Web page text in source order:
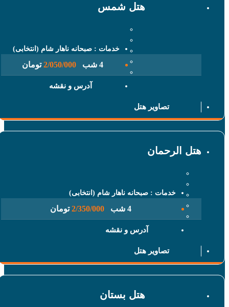
هتل شمس
خدمات : صبحانه ناهار شام (انتخابی)
2/050/000 تومان
آدرس و نقشه
تصاویر هتل
الرحمان
خدمات : صبحانه ناهار شام (انتخابی)
2/350/000 تومان
آدرس و نقشه
تصاویر هتل
هتل بستان